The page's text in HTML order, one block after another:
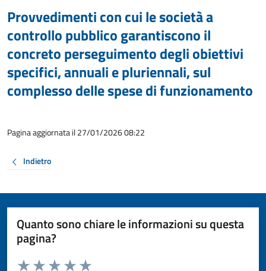
Provvedimenti con cui le società a
controllo pubblico garantiscono il
concreto perseguimento degli obiettivi
specifici, annuali e pluriennali, sul
complesso delle spese di funzionamento
Pagina aggiornata il 27/01/2026 08:22
Indietro
Quanto sono chiare le informazioni su questa
pagina?
Valuta da 1 a 5 stelle la pagina